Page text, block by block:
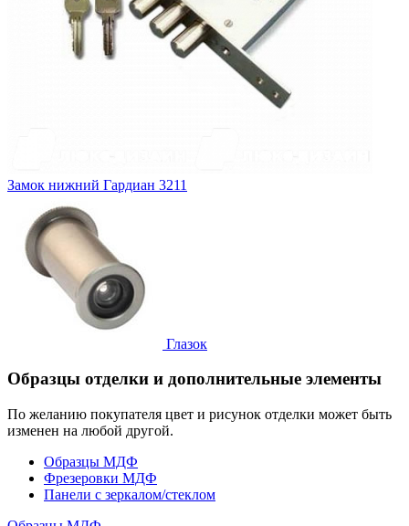
Замок нижний Гардиан 3211
Глазок
Образцы отделки и дополнительные элементы
По желанию покупателя цвет и рисунок отделки может быть
изменен на любой другой.
Образцы МДФ
Фрезеровки МДФ
Панели с зеркалом/стеклом